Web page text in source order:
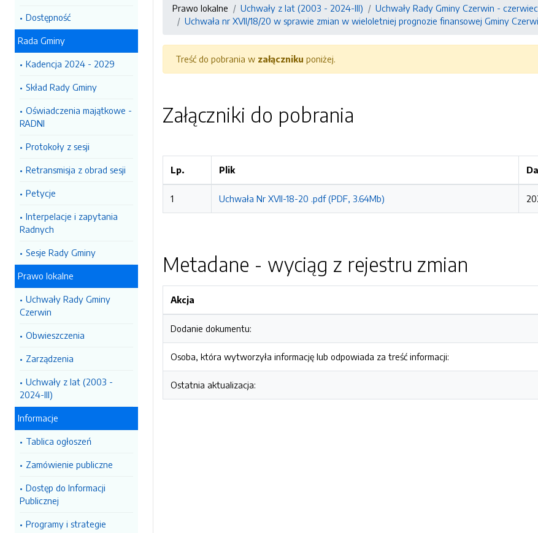
Dostępność
Rada Gminy
Kadencja 2024 - 2029
Skład Rady Gminy
Oświadczenia majątkowe -
RADNI
Protokoły z sesji
Retransmisja z obrad sesji
Petycje
Interpelacje i zapytania
Radnych
Sesje Rady Gminy
Prawo lokalne
Uchwały Rady Gminy
Czerwin
Obwieszczenia
Zarządzenia
Uchwały z lat (2003 -
2024-III)
Informacje
Tablica ogłoszeń
Zamówienie publiczne
Dostęp do Informacji
Publicznej
Programy i strategie
Prawo lokalne Uchwały z lat (2003 - 2024-III)
Uchwały Rady Gminy Czerwin -
Uchwała nr XVII/18/20 w sprawie zmian w wieloletniej prognozie finansowej Gminy
Treść do pobrania w załączniku poniżej.
Załączniki do pobrania
Lp. Plik
1 Uchwała Nr XVII-18-20 .pdf (PDF, 3.64Mb)
Metadane - wyciąg z rejestru zmian
Akcja
Dodanie dokumentu:
Osoba, która wytworzyła informację lub odpowiada za treść informacji:
Ostatnia aktualizacja: